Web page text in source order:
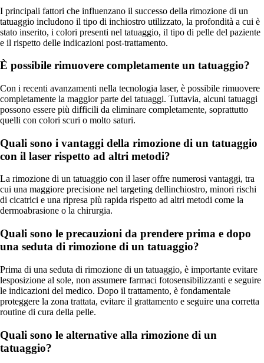
I principali fattori che influenzano il successo della rimozione di un
tatuaggio includono il tipo di inchiostro utilizzato, la profondità a cui è
stato inserito, i colori presenti nel tatuaggio, il tipo di pelle del paziente
e il rispetto delle indicazioni post-trattamento.
È possibile rimuovere completamente un tatuaggio?
Con i recenti avanzamenti nella tecnologia laser, è possibile rimuovere
completamente la maggior parte dei tatuaggi. Tuttavia, alcuni tatuaggi
possono essere più difficili da eliminare completamente, soprattutto
quelli con colori scuri o molto saturi.
Quali sono i vantaggi della rimozione di un tatuaggio
con il laser rispetto ad altri metodi?
La rimozione di un tatuaggio con il laser offre numerosi vantaggi, tra
cui una maggiore precisione nel targeting dellinchiostro, minori rischi
di cicatrici e una ripresa più rapida rispetto ad altri metodi come la
dermoabrasione o la chirurgia.
Quali sono le precauzioni da prendere prima e dopo
una seduta di rimozione di un tatuaggio?
Prima di una seduta di rimozione di un tatuaggio, è importante evitare
lesposizione al sole, non assumere farmaci fotosensibilizzanti e seguire
le indicazioni del medico. Dopo il trattamento, è fondamentale
proteggere la zona trattata, evitare il grattamento e seguire una corretta
routine di cura della pelle.
Quali sono le alternative alla rimozione di un
tatuaggio?